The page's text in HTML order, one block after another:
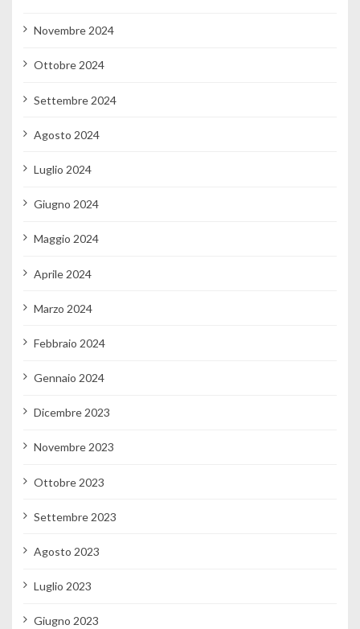
Novembre 2024
Ottobre 2024
Settembre 2024
Agosto 2024
Luglio 2024
Giugno 2024
Maggio 2024
Aprile 2024
Marzo 2024
Febbraio 2024
Gennaio 2024
Dicembre 2023
Novembre 2023
Ottobre 2023
Settembre 2023
Agosto 2023
Luglio 2023
Giugno 2023